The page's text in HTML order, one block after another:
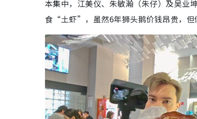
本集中，江美仪、朱敏瀚（朱仔）及吴业
食“土虾”，虽然6年狮头鹅价钱昂贵，但